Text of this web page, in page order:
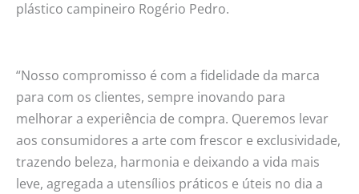
plástico campineiro Rogério Pedro.
“Nosso compromisso é com a fidelidade da marca
para com os clientes, sempre inovando para
melhorar a experiência de compra. Queremos levar
aos consumidores a arte com frescor e exclusividade,
trazendo beleza, harmonia e deixando a vida mais
leve, agregada a utensílios práticos e úteis no dia a